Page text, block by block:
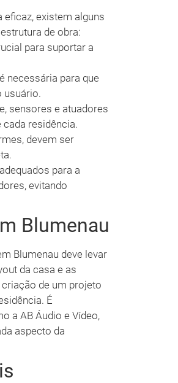
eficaz, existem alguns
de obra:
para suportar a
necessária para que
usuário.
sensores e atuadores
residência.
devem ser
para a
evitando
Blumenau
Blumenau deve levar
da casa e as
de um projeto
É
a AB Áudio e Vídeo,
aspecto da